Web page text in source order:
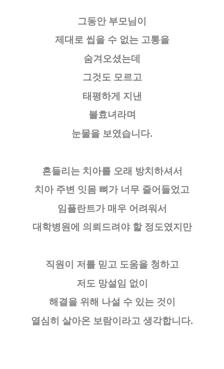
그동안 부모님이
제대로 씹을 수 없는 고통을
숨겨오셨는데
그것도 모르고
태평하게 지낸
불효녀라며
눈물을 보였습니다.
흔들리는 치아를 오래 방치하셔서
치아 주변 잇몸 뼈가 너무 줄어들었고
임플란트가 매우 어려워서
대학병원에 의뢰드려야 할 정도였지만
직원이 저를 믿고 도움을 청하고
저도 망설임 없이
해결을 위해 나설 수 있는 것이
열심히 살아온 보람이라고 생각합니다.